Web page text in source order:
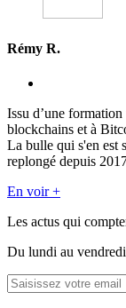
Rémy R.
Issu d’une
blockchains et à
La bulle qui s'en est
replongé depuis
En voir +
Les actus qui
Du lundi au